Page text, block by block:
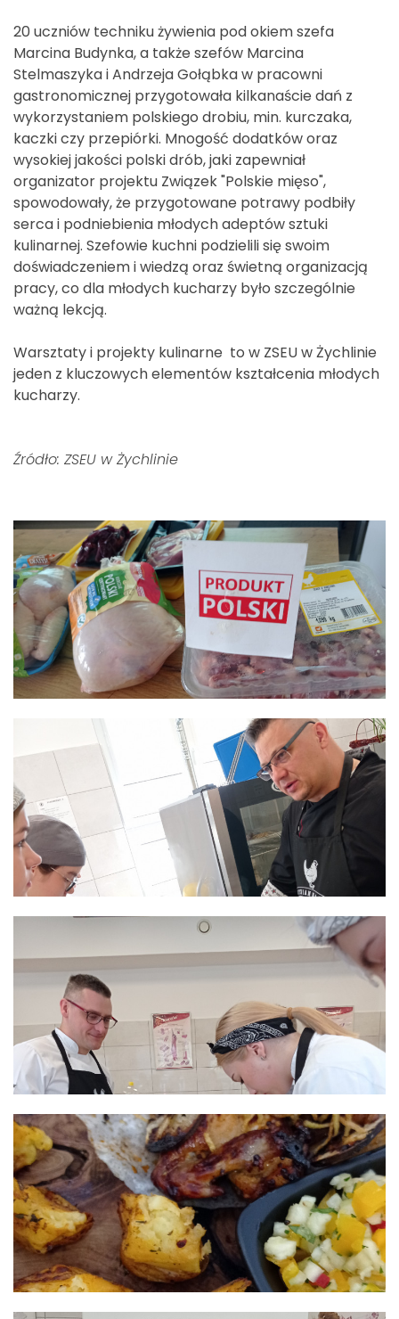
20 uczniów techniku żywienia pod okiem szefa
Marcina Budynka, a także szefów Marcina
Stelmaszyka i Andrzeja Gołąbka w pracowni
gastronomicznej przygotowała kilkanaście dań z
wykorzystaniem polskiego drobiu, min. kurczaka,
kaczki czy przepiórki. Mnogość dodatków oraz
wysokiej jakości polski drób, jaki zapewniał
organizator projektu Związek "Polskie mięso",
spowodowały, że przygotowane potrawy podbiły
serca i podniebienia młodych adeptów sztuki
kulinarnej. Szefowie kuchni podzielili się swoim
doświadczeniem i wiedzą oraz świetną organizacją
pracy, co dla młodych kucharzy było szczególnie
ważną lekcją.
Warsztaty i projekty kulinarne to w ZSEU w Żychlinie
jeden z kluczowych elementów kształcenia młodych
kucharzy.
Źródło: ZSEU w Żychlinie